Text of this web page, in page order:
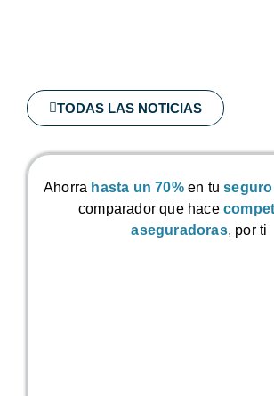
TODAS LAS NOTICIAS
Ahorra hasta un 70% en tuseguro
comparador que hace
aseguradoras, por ti